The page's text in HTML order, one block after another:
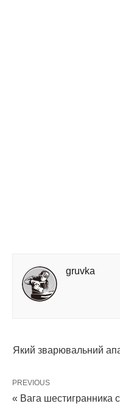
gruvka
Який зварювальний
PREVIOUS
« Вага шестигранника